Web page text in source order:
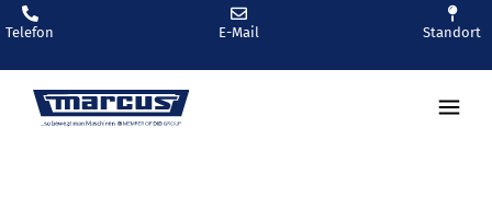
Telefon E-Mail Standort